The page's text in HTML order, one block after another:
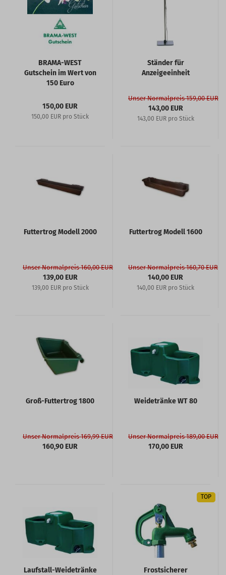
BRAMA-WEST
Gutschein im Wert von
150 Euro
150,00 EUR
150,00 EUR pro Stück
Ständer für
Anzeigeeinheit
Unser Normalpreis 159,00 EUR
143,00 EUR
143,00 EUR pro Stück
Futtertrog Modell 2000
Unser Normalpreis 160,00 EUR
139,00 EUR
139,00 EUR pro Stück
Futtertrog Modell 1600
Unser Normalpreis 160,70 EUR
140,00 EUR
140,00 EUR pro Stück
Groß-Futtertrog 1800
Unser Normalpreis 169,99 EUR
160,90 EUR
Weidetränke WT 80
Unser Normalpreis 189,00 EUR
170,00 EUR
Laufstall-Weidetränke
TOP
Frostsicherer